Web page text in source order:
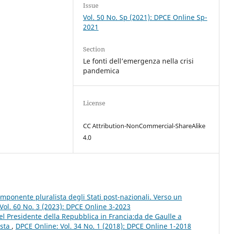
Issue
Vol. 50 No. Sp (2021): DPCE Online Sp-
2021
Section
Le fonti dell’emergenza nella crisi
pandemica
License
CC Attribution-NonCommercial-ShareAlike
4.0
pluralista degli Stati post-nazionali. Verso un
60 No. 3 (2023): DPCE Online 3-2023
Presidente della Repubblica in Francia:da de Gaulle a
, DPCE Online: Vol. 34 No. 1 (2018): DPCE Online 1-2018